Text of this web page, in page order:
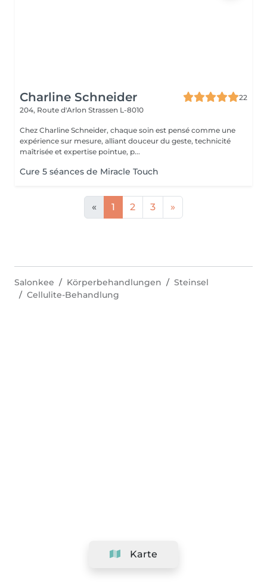
Charline Schneider
22
204, Route d'Arlon Strassen L-8010
Chez Charline Schneider, chaque soin est pensé comme une
expérience sur mesure, alliant douceur du geste, technicité
maîtrisée et expertise pointue, p...
Cure 5 séances de Miracle Touch
« 1 2 3 »
Karte
Salonkee Körperbehandlungen
Steinsel
Cellulite-Behandlung